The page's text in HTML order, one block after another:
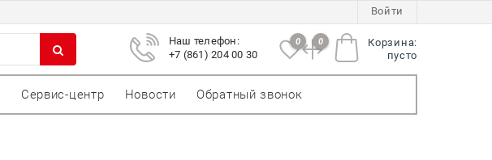
Войти
Корзина:
пусто
0 0
Наш телефон:
+7 (861) 204 00 30
Сервис-центр Новости Обратный звонок